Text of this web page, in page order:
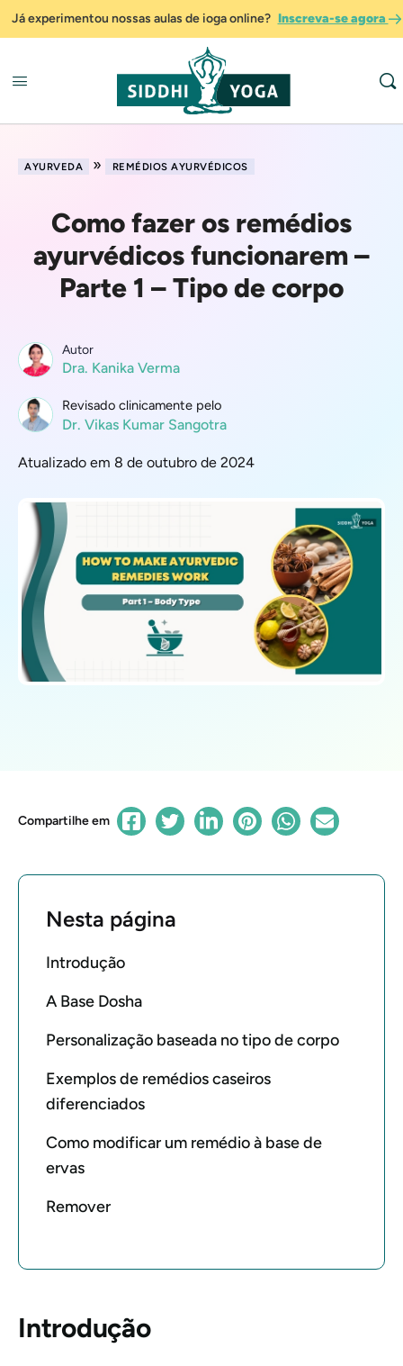
Já experimentou nossas aulas de ioga online? Inscreva-se agora
AYURVEDA » REMÉDIOS AYURVÉDICOS
Como fazer os remédios
ayurvédicos funcionarem –
Parte 1 – Tipo de corpo
Autor
Dra. Kanika Verma
Revisado clinicamente pelo
Dr. Vikas Kumar Sangotra
Atualizado em 8 de outubro de 2024
Compartilhe em
Nesta página
Introdução
A Base Dosha
Personalização baseada no tipo de corpo
Exemplos de remédios caseiros
diferenciados
Como modificar um remédio à base de
ervas
Remover
Introdução